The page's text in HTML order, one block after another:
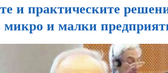
и практическите
микро и малки